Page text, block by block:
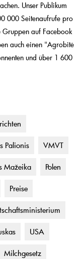
Unser Publikum
000 Seitenaufrufe pro
auf Facebook
auch einen "Agrobitė
und über 1 600
Palionis VMVT
Mažeika Polen
Preise
USA
Milchgesetz